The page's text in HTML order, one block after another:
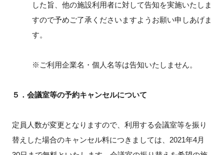
した旨、他の施設利用者に対して告知を実施いたしま
すので予めご了承くださいますようお願い申しあげま
す。
※ご利用企業名・個人名等は告知いたしません。
５．会議室等の予約キャンセルについて
定員人数が変更となりますので、利用する会議室等を振り
替えした場合のキャンセル料につきましては、 2021年4月